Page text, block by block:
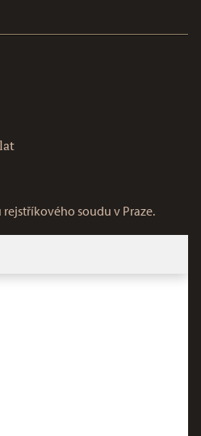
rejstříkového soudu v Praze.